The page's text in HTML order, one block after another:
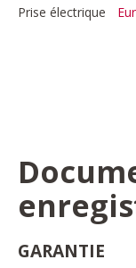
Prise électrique
GARANTIE